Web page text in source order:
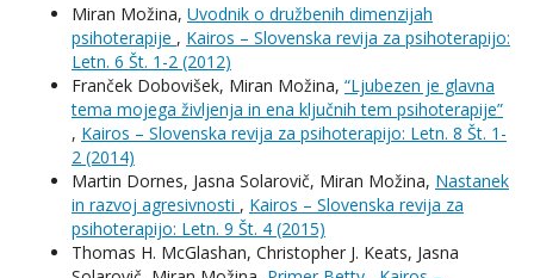
Miran Možina, Uvodnik o družbenih dimenzijah
psihoterapije , Kairos – Slovenska revija za psihoterapijo:
Letn. 6 Št. 1-2 (2012)
Franček Dobovišek, Miran Možina, “Ljubezen je glavna
tema mojega življenja in ena ključnih tem psihoterapije”
, Kairos – Slovenska revija za psihoterapijo: Letn. 8 Št. 1-
2 (2014)
Martin Dornes, Jasna Solarovič, Miran Možina, Nastanek
in razvoj agresivnosti , Kairos – Slovenska revija za
psihoterapijo: Letn. 9 Št. 4 (2015)
Thomas H. McGlashan, Christopher J. Keats, Jasna